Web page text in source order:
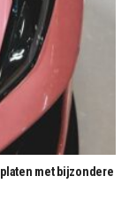
met bijzondere